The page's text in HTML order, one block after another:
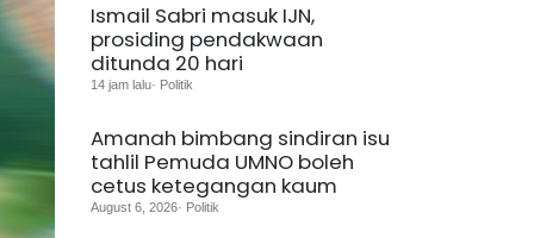
Ismail Sabri masuk IJN,
prosiding pendakwaan
ditunda 20 hari
14 jam lalu· Politik
Amanah bimbang sindiran isu
tahlil Pemuda UMNO boleh
cetus ketegangan kaum
August 6, 2026· Politik